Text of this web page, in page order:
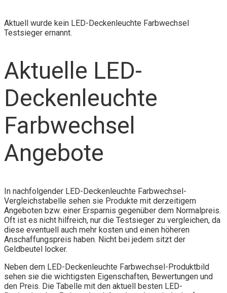
Aktuell wurde kein LED-Deckenleuchte Farbwechsel
Testsieger ernannt.
Aktuelle LED-
Deckenleuchte
Farbwechsel
Angebote
In nachfolgender LED-Deckenleuchte Farbwechsel-
Vergleichstabelle sehen sie Produkte mit derzeitigem
Angeboten bzw. einer Ersparnis gegenüber dem Normalpreis.
Oft ist es nicht hilfreich, nur die Testsieger zu vergleichen, da
diese eventuell auch mehr kosten und einen höheren
Anschaffungspreis haben. Nicht bei jedem sitzt der
Geldbeutel locker.
Neben dem LED-Deckenleuchte Farbwechsel-Produktbild
sehen sie die wichtigsten Eigenschaften, Bewertungen und
den Preis. Die Tabelle mit den aktuell besten LED-